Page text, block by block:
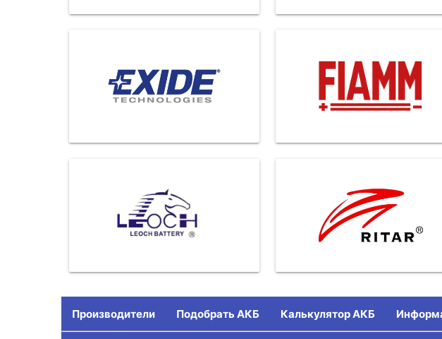
Производители Подобрать АКБ Калькулятор АКБ